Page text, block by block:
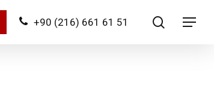
+90 (216) 661 61 51 search
Menu